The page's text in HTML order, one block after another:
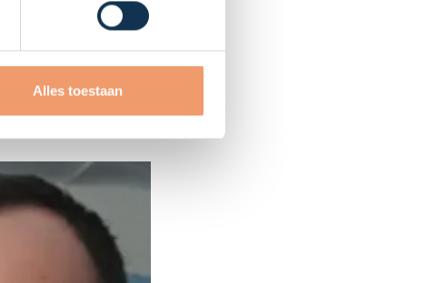
Alles toestaan
there are